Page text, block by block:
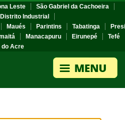
Leste
São Gabriel da Cachoeira
Industrial
Maués Parintins Tabatinga
Manacapuru Eirunepé
Tefé
do Acre